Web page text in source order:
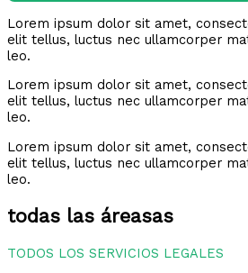
Lorem ipsum dolor sit amet,
elit tellus, luctus nec ullamcorper
leo.
Lorem ipsum dolor sit amet,
elit tellus, luctus nec ullamcorper
leo.
Lorem ipsum dolor sit amet,
elit tellus, luctus nec ullamcorper
leo.
todas las áreasas
TODOS LOS SERVICIOS LEGALES